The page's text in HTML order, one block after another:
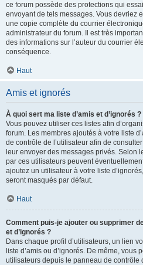
ce forum possède des protections qui
envoyant de tels messages. Vous devriez
une copie complète du courrier
administrateur du forum. Il est très
des informations sur l’auteur du courrier
conséquence.
Haut
Amis et ignorés
À quoi sert ma liste d’amis et d’ignorés ?
Vous pouvez utiliser ces listes afin
forum. Les membres ajoutés à votre liste
de contrôle de l’utilisateur afin de
leur envoyer des messages privés. Selon
par ces utilisateurs peuvent
ajoutez un utilisateur à votre liste
seront masqués par défaut.
Haut
Comment puis-je ajouter ou supprimer
et d’ignorés ?
Dans chaque profil d’utilisateurs, un lien
liste d’amis ou d’ignorés. De même, vous
utilisateurs depuis le panneau de contrôle